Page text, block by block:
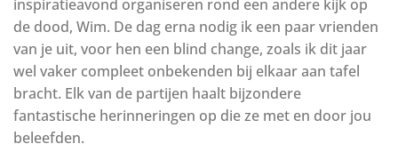
inspiratieavond organiseren rond een andere kijk op
de dood, Wim. De dag erna nodig ik een paar vrienden
van je uit, voor hen een blind change, zoals ik dit jaar
wel vaker compleet onbekenden bij elkaar aan tafel
bracht. Elk van de partijen haalt bijzondere
fantastische herinneringen op die ze met en door jou
beleefden.